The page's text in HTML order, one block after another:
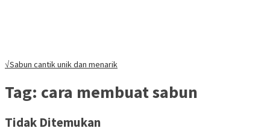
√Sabun cantik unik dan menarik
Tag: cara membuat sabun
Tidak Ditemukan